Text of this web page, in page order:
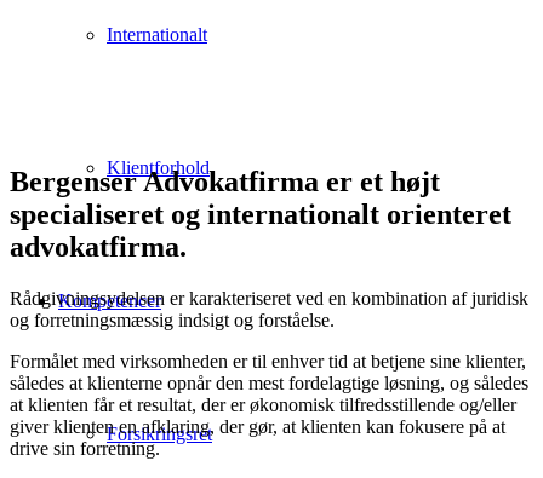
Internationalt
Klientforhold
Kompetencer
Forsikringsret
Bergenser Advokatfirma er et højt
specialiseret og internationalt orienteret
advokatfirma.
Rådgivningsydelsen er karakteriseret ved en kombination af juridisk
og forretningsmæssig indsigt og forståelse.
Formålet med virksomheden er til enhver tid at betjene sine klienter,
således at klienterne opnår den mest fordelagtige løsning, og således
at klienten får et resultat, der er økonomisk tilfredsstillende og/eller
giver klienten en afklaring, der gør, at klienten kan fokusere på at
drive sin forretning.